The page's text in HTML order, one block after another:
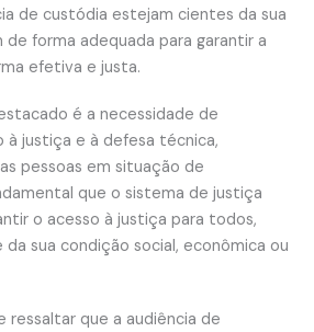
de custódia estejam cientes da sua
forma adequada para garantir a
efetiva e justa.
é a necessidade de
à justiça e à defesa técnica,
pessoas em situação de
que o sistema de justiça
o acesso à justiça para todos,
sua condição social, econômica ou
ressaltar que a audiência de